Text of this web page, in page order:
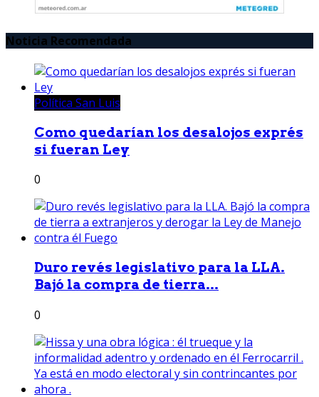
Noticia Recomendada
Política San Luis
Como quedarían los desalojos exprés
si fueran Ley
0
Duro revés legislativo para la LLA.
Bajó la compra de tierra...
0